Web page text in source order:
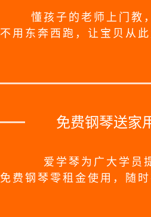
懂孩子的老师上门教
不用东奔西跑，让宝贝从此
免费钢琴送家
爱学琴为广大学员
免费钢琴零租金使用，随时